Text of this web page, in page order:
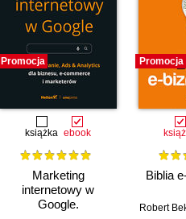
Promocja
książka ebook
Marketing
internetowy w
Google.
Promocja
Biblia
Robert